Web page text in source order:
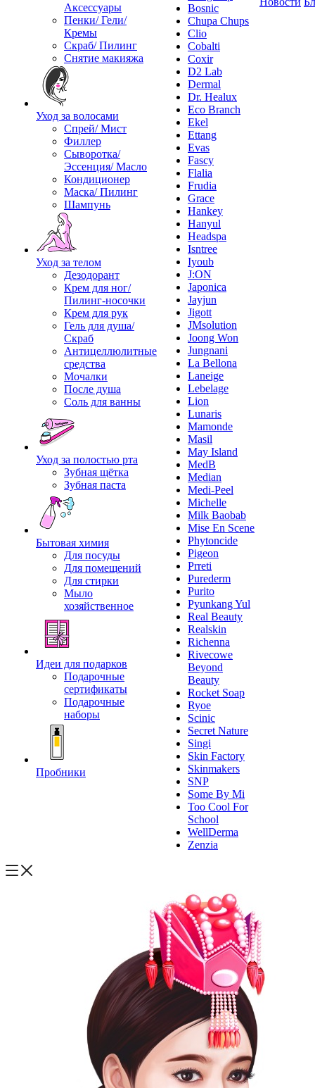
Аксессуары
Пенки/ Гели/
Кремы
Скраб/ Пилинг
Снятие макияжа
Уход за волосами
Спрей/ Мист
Филлер
Сыворотка/
Эссенция/ Масло
Кондиционер
Маска/ Пилинг
Шампунь
Уход за телом
Дезодорант
Крем для ног/
Пилинг-носочки
Крем для рук
Гель для душа/
Скраб
Антицеллюлитные
средства
Мочалки
После душа
Соль для ванны
Уход за полостью рта
Зубная щётка
Зубная паста
Бытовая химия
Для посуды
Для помещений
Для стирки
Мыло
хозяйственное
Идеи для подарков
Подарочные
сертификаты
Подарочные
наборы
Пробники
Bosnic
Chupa Chups
Clio
Cobalti
Coxir
D2 Lab
Dermal
Dr. Healux
Eco Branch
Ekel
Ettang
Evas
Fascy
Flalia
Frudia
Grace
Hankey
Hanyul
Headspa
Isntree
Iyoub
J:ON
Japonica
Jayjun
Jigott
JMsolution
Joong Won
Jungnani
La Bellona
Laneige
Lebelage
Lion
Lunaris
Mamonde
Masil
May Island
MedB
Median
Medi-Peel
Michelle
Milk Baobab
Mise En Scene
Phytoncide
Pigeon
Prreti
Purederm
Purito
Pyunkang Yul
Real Beauty
Realskin
Richenna
Rivecowe
Beyond
Beauty
Rocket Soap
Ryoe
Scinic
Secret Nature
Singi
Skin Factory
Skinmakers
SNP
Some By Mi
Too Cool For
School
WellDerma
Zenzia